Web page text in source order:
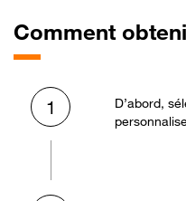
Comment
1
D’abord,